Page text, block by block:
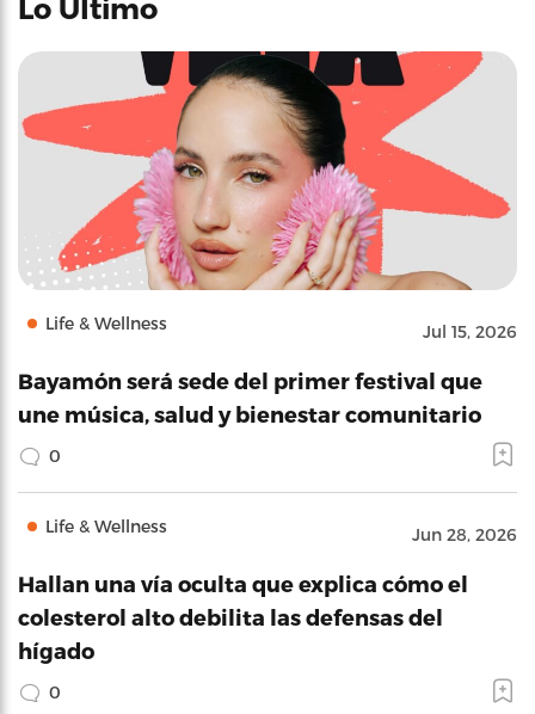
Lo Último
Life & Wellness Jul 15, 2026
Bayamón será sede del primer festival que
une música, salud y bienestar comunitario
0
Life & Wellness Jun 28, 2026
Hallan una vía oculta que explica cómo el
colesterol alto debilita las defensas del
hígado
0